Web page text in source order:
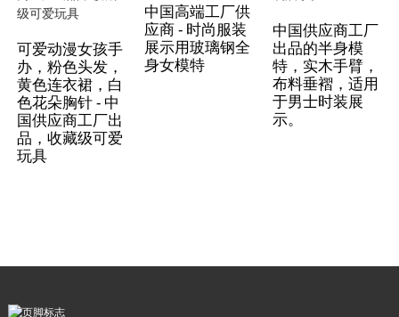
可爱动漫女孩手
办，粉色头发，
黄色连衣裙，白
色花朵胸针 - 中
国供应商工厂出
品，收藏级可爱
玩具
中国高端工厂供
应商 - 时尚服装
展示用玻璃钢全
身女模特
中国供应商工厂
出品的半身模
特，实木手臂，
布料垂褶，适用
于男士时装展
示。